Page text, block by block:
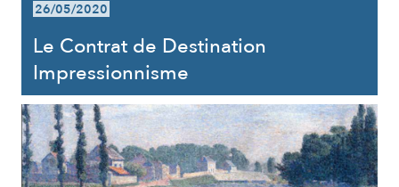
26/05/2020
Le Contrat de Destination
Impressionnisme